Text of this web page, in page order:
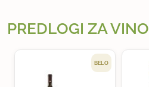
PREDLOGI ZA VINO
BELO